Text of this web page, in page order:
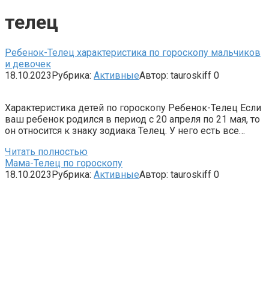
телец
Ребенок-Телец характеристика по гороскопу мальчиков
и девочек
18.10.2023Рубрика: АктивныеАвтор: tauroskiff 0
Характеристика детей по гороскопу Ребенок-Телец Если
ваш ребенок родился в период с 20 апреля по 21 мая, то
он относится к знаку зодиака Телец. У него есть все…
Читать полностью
Мама-Телец по гороскопу
18.10.2023Рубрика: АктивныеАвтор: tauroskiff 0